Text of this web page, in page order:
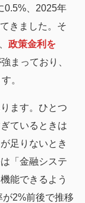
0.5%、2025年
きました。そ
政策金利を
まっており、
。
ます。ひとつ
ているときは
足りないとき
「金融システ
能できるよう
2%前後で推移